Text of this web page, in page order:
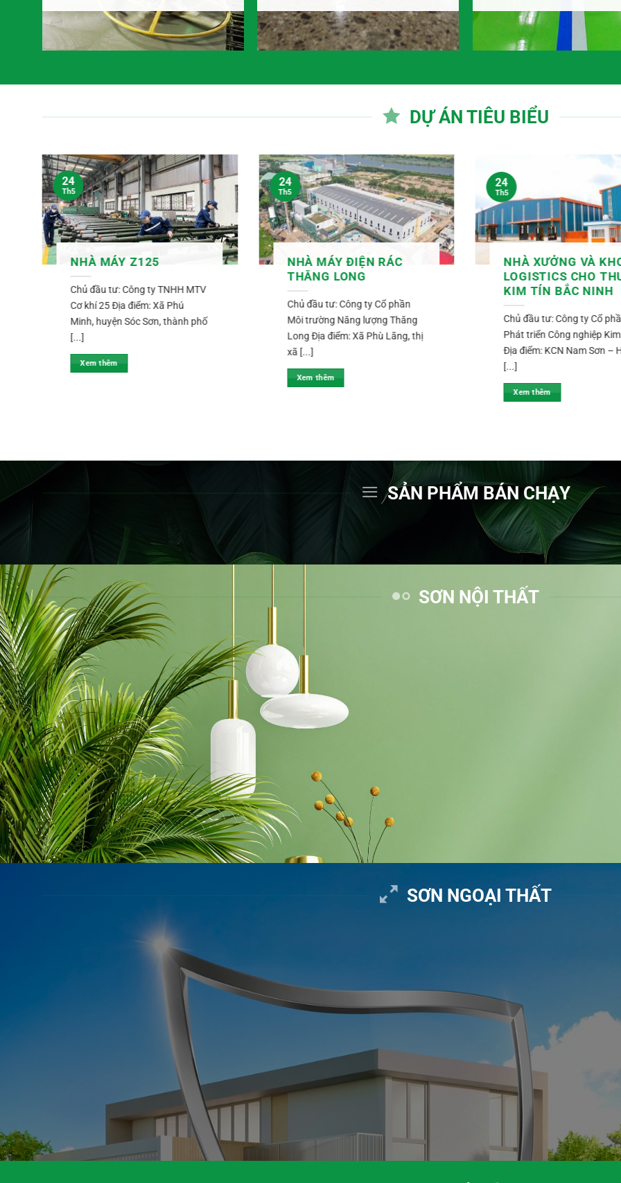
DỰ ÁN TIÊU BIỂU
NHÀ MÁY Z125
Chủ đầu tư: Công ty TNHH MTV
Cơ khí 25 Địa điểm: Xã Phú
Minh, huyện Sóc Sơn, thành phố
[...]
Xem thêm
24
Th5
NHÀ MÁY ĐIỆN RÁC
THĂNG LONG
Chủ đầu tư: Công ty Cổ phần
Môi trường Năng lượng Thăng
Long Địa điểm: Xã Phù Lãng, thị
xã [...]
Xem thêm
24
Th5
NHÀ XƯỞNG VÀ
LOGISTICS CHO
KIM TÍN BẮC NINH
Chủ đầu tư: Công ty Cổ
Phát triển Công nghiệp
Địa điểm: KCN Nam Sơn –
[...]
Xem thêm
24
Th5
SẢN PHẨM BÁN CHẠY
SƠN NỘI THẤT
SƠN NGOẠI THẤT